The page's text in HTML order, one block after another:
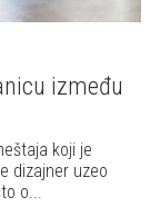
između
koji je
dizajner uzeo
o...